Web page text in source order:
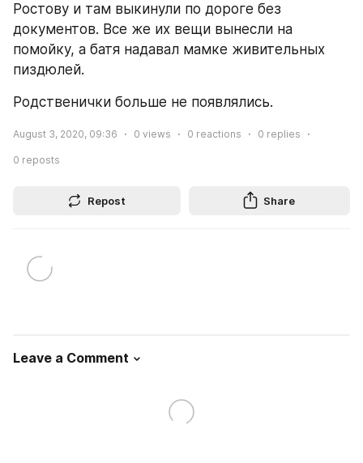
Ростову и там выкинули по дороге без
документов. Все же их вещи вынесли на
помойку, а батя надавал мамке живительных
пиздюлей.
Родственички больше не появлялись.
August 3, 2020, 09:36 0 views 0 reactions 0 replies
0 reposts
Repost Share
Leave a Comment